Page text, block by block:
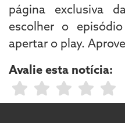
página exclusiva
escolher o
apertar o play.
Avalie esta notícia: